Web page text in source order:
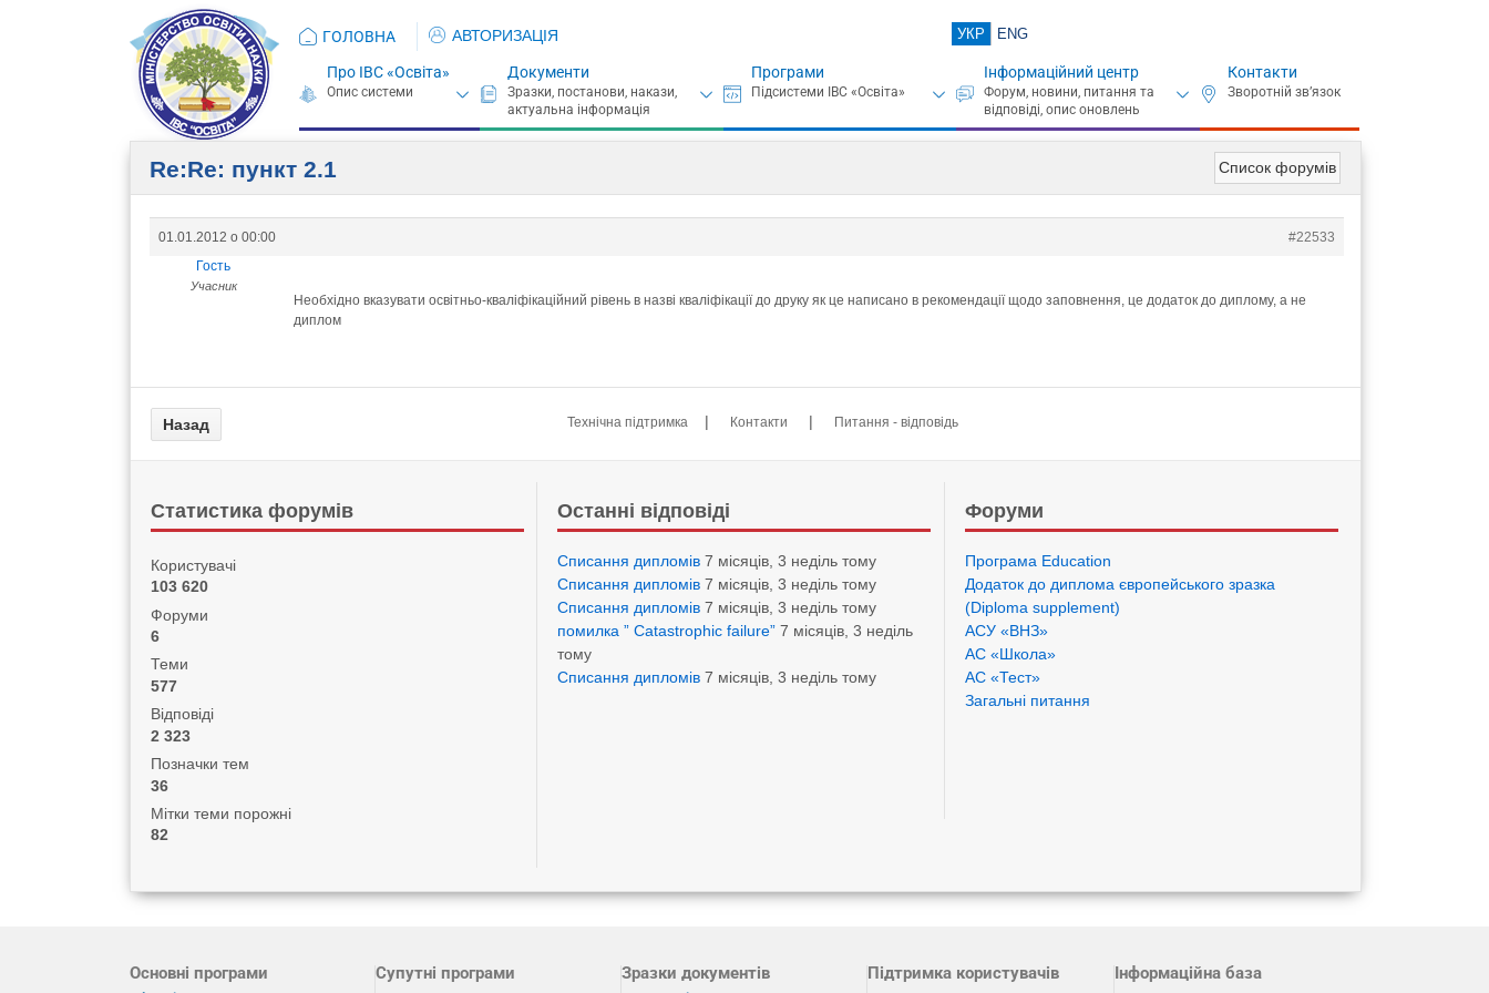
ГОЛОВНА АВТОРИЗАЦІЯ УКР ENG
Про ІВС «Освіта» Документи Програми Інформаційний центр Контакти
Список форумів
Re:Re: пункт 2.1
01.01.2012 о 00:00
#22533
Гость
Учасник
Необхідно вказувати освітньо-кваліфікаційний рівень в назві кваліфікації до друку як це написано в рекомендації щодо заповнення, це додаток до диплому, а не
диплом
Технічна підтримка | Контакти | Питання - відповідь
Статистика форумів
Користувачі
103 620
Форуми
6
Теми
577
Відповіді
2 323
Позначки тем
36
Мітки теми порожні
82
Останні відповіді
Списання дипломів 7 місяців, 3 неділь тому
Списання дипломів 7 місяців, 3 неділь тому
Списання дипломів 7 місяців, 3 неділь тому
помилка ” Catastrophic failure” 7 місяців, 3 неділь
тому
Списання дипломів 7 місяців, 3 неділь тому
Форуми
Програма Eduсation
Додаток до диплома європейського зразка
(Diploma supplement)
АСУ «ВНЗ»
АС «Школа»
АС «Тест»
Загальні питання
Основні програми Супутні програми Зразки документів Підтримка користувачів Інформаційна база